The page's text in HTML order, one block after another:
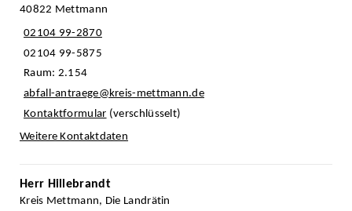
40822 Mettmann
02104 99-2870
02104 99-5875
Raum: 2.154
abfall-antraege@kreis-mettmann.de
Kontaktformular (verschlüsselt)
Weitere Kontaktdaten
Herr Hillebrandt
Kreis Mettmann, Die Landrätin